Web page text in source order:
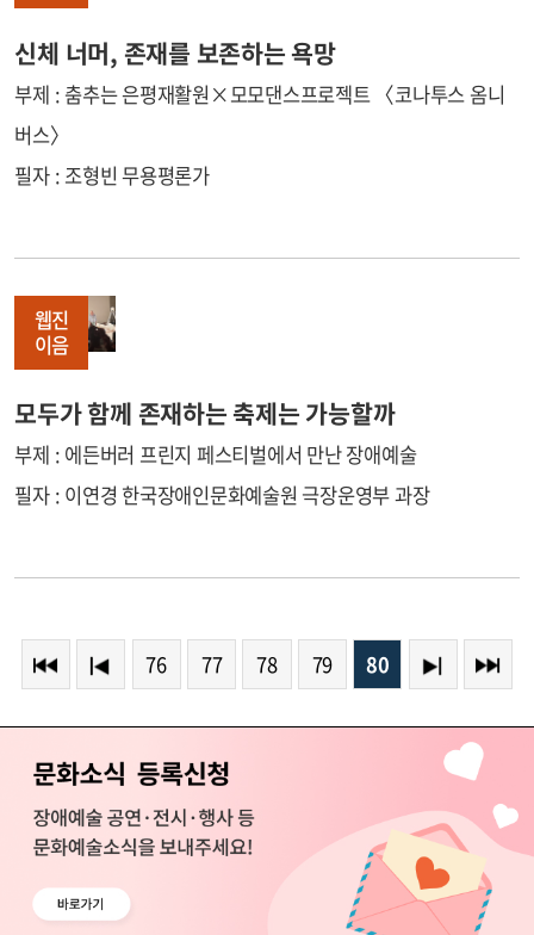
신체 너머, 존재를 보존하는 욕망
부제 : 춤추는 은평재활원×모모댄스프로젝트 〈코나투스 옴니
버스〉
필자 : 조형빈 무용평론가
웹진
이음
모두가 함께 존재하는 축제는 가능할까
부제 : 에든버러 프린지 페스티벌에서 만난 장애예술
필자 : 이연경 한국장애인문화예술원 극장운영부 과장
76 77 78 79 80